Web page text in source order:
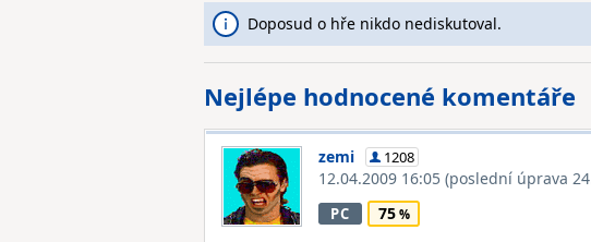
Doposud o hře nikdo nediskutoval.
Nejlépe hodnocené komentáře
zemi 1208
12.04.2009 16:05 (poslední úprava
PC
75